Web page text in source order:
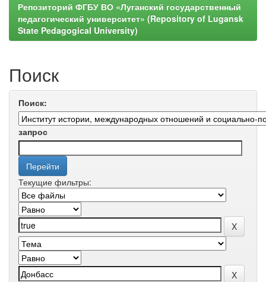
Репозиторий ФГБУ ВО «Луганский государственный
педагогический университет» (Repository of Lugansk
State Pedagogical University)
Поиск
Поиск:
запрос
Текущие фильтры: